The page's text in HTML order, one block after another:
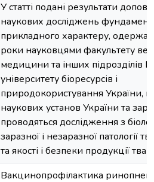
У статті подані результати
наукових досліджень
прикладного характеру,
роки науковцями факультету
медицини та інших підрозділів
університету біоресурсів і
природокористування України,
наукових установ України та
проводяться дослідження з
заразної і незаразної патології
та якості і безпеки продукції
Вакцинопрофілактика